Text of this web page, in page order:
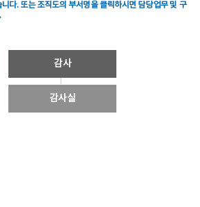
다. 또는 조직도의 부서명을 클릭하시면 담당업무 및 구
감사
감사실